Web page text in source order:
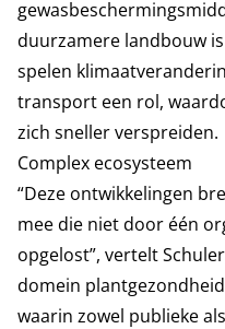
duurzamere landbouw
spelen
transport een rol,
zich sneller verspreiden.
Complex ecosysteem
“Deze ontwikkelingen
mee die niet door één
opgelost”, vertelt
domein
waarin zowel publieke